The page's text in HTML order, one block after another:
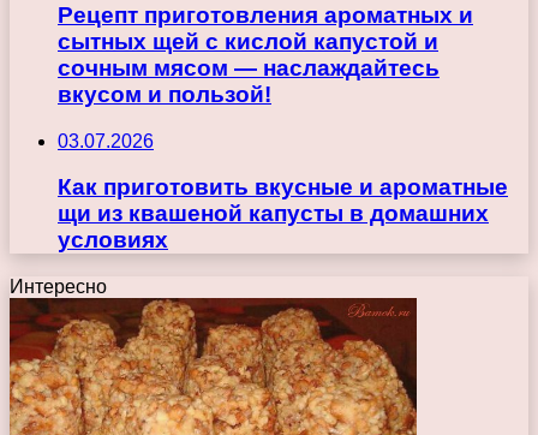
Рецепт приготовления ароматных и
сытных щей с кислой капустой и
сочным мясом — наслаждайтесь
вкусом и пользой!
03.07.2026
Как приготовить вкусные и ароматные
щи из квашеной капусты в домашних
условиях
Интересно